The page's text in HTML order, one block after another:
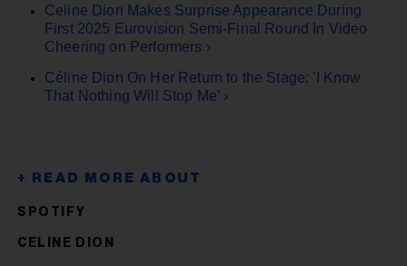
Celine Dion Makes Surprise Appearance During
First 2025 Eurovision Semi-Final Round In Video
Cheering on Performers ›
Céline Dion On Her Return to the Stage: 'I Know
That Nothing Will Stop Me' ›
SPOTIFY
CELINE DION